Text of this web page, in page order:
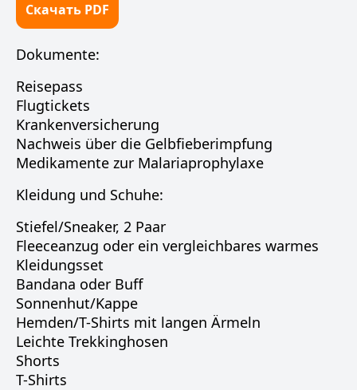
Скачать PDF
Dokumente:
Reisepass
Flugtickets
Krankenversicherung
Nachweis über die Gelbfieberimpfung
Medikamente zur Malariaprophylaxe
Kleidung und Schuhe:
Stiefel/Sneaker, 2 Paar
Fleeceanzug oder ein vergleichbares warmes
Kleidungsset
Bandana oder Buff
Sonnenhut/Kappe
Hemden/T-Shirts mit langen Ärmeln
Leichte Trekkinghosen
Shorts
T-Shirts